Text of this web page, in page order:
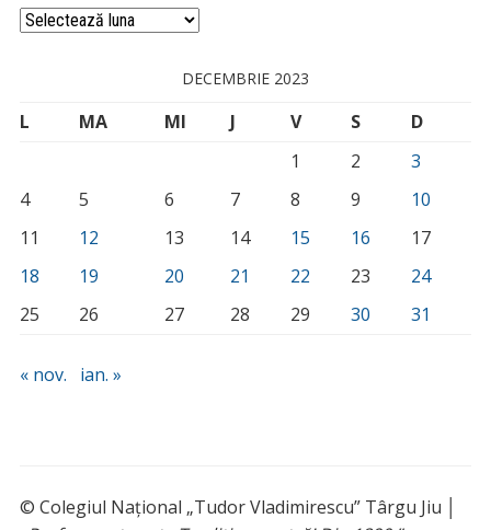
Arhivă
DECEMBRIE 2023
L MA MI J V S
D
1
2
3
4
5 6 7 8 9
10
11
12 13 14 15 16
17
18
19 20 21 22 23
24
25
26 27 28 29 30 31
« nov. ian. »
© Colegiul Național „Tudor Vladimirescu” Târgu Jiu │